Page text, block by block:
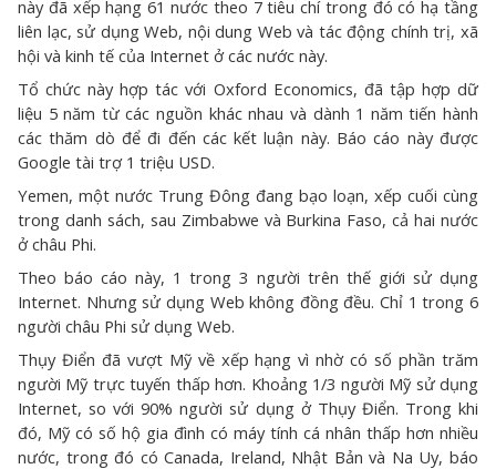
này đã xếp hạng 61 nước theo 7 tiêu chí trong đó có hạ tầng
liên lạc, sử dụng Web, nội dung Web và tác động chính trị, xã
hội và kinh tế của Internet ở các nước này.
Tổ chức này hợp tác với Oxford Economics, đã tập hợp dữ
liệu 5 năm từ các nguồn khác nhau và dành 1 năm tiến hành
các thăm dò để đi đến các kết luận này. Báo cáo này được
Google tài trợ 1 triệu USD.
Yemen, một nước Trung Đông đang bạo loạn, xếp cuối cùng
trong danh sách, sau Zimbabwe và Burkina Faso, cả hai nước
ở châu Phi.
Theo báo cáo này, 1 trong 3 người trên thế giới sử dụng
Internet. Nhưng sử dụng Web không đồng đều. Chỉ 1 trong 6
người châu Phi sử dụng Web.
Thụy Điển đã vượt Mỹ về xếp hạng vì nhờ có số phần trăm
người Mỹ trực tuyến thấp hơn. Khoảng 1/3 người Mỹ sử dụng
Internet, so với 90% người sử dụng ở Thụy Điển. Trong khi
đó, Mỹ có số hộ gia đình có máy tính cá nhân thấp hơn nhiều
nước, trong đó có Canada, Ireland, Nhật Bản và Na Uy, báo